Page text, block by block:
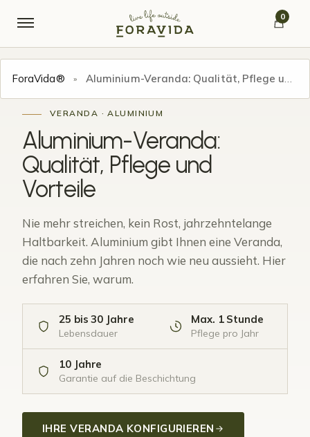
0
ForaVida® » Aluminium-Veranda: Qualität, Pflege und Vorteile
VERANDA · ALUMINIUM
Aluminium-Veranda:
Qualität, Pflege und
Vorteile
Nie mehr streichen, kein Rost, jahrzehntelange
Haltbarkeit. Aluminium gibt Ihnen eine Veranda,
die nach zehn Jahren noch wie neu aussieht. Hier
erfahren Sie, warum.
25 bis 30 Jahre
Lebensdauer
Max. 1 Stunde
Pflege pro Jahr
10 Jahre
Garantie auf die Beschichtung
IHRE VERANDA KONFIGURIEREN